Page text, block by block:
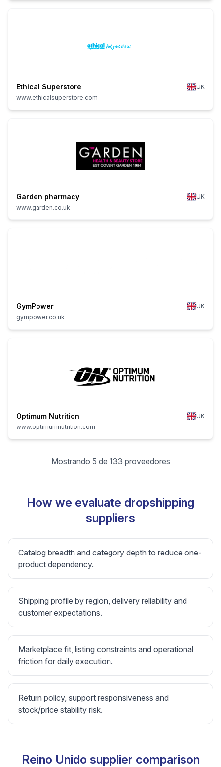
Ethical Superstore
UK
www.ethicalsuperstore.com
Garden pharmacy
UK
www.garden.co.uk
GymPower
UK
gympower.co.uk
Optimum Nutrition
UK
www.optimumnutrition.com
Mostrando 5 de 133 proveedores
How we evaluate dropshipping
suppliers
Catalog breadth and category depth to reduce one-
product dependency.
Shipping profile by region, delivery reliability and
customer expectations.
Marketplace fit, listing constraints and operational
friction for daily execution.
Return policy, support responsiveness and
stock/price stability risk.
Reino Unido supplier comparison